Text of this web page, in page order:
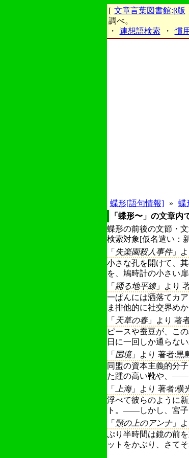
[ 文章言葉図書館:β版
調べ。
・
連想語検索 ・ 慣
蝶形[語句情報] »
蝶
「蝶形〜」の文章
蝶形の前後の文節・
検索対象[仮名遣い：
「 失楽園殺人事件」
小さな孔を開けて、
を、鳩時計の小さい
「 踊る地平線」より
一ぱんには洒落てカ
ま排他的に社交界め
「 天草の春」より 著
ピースや蚕豆が、こ
日に一回しか通らな
「 国境」より 著者:黒
同盟の資本主義的分
た踵の高い靴や、――
「
上海」より 著者:横
浮べて彼らのように
ト。――しかし、宮子
「 頸の上のアンナ」
ぷり半時間は鏡の前
ットをかぶり、さて